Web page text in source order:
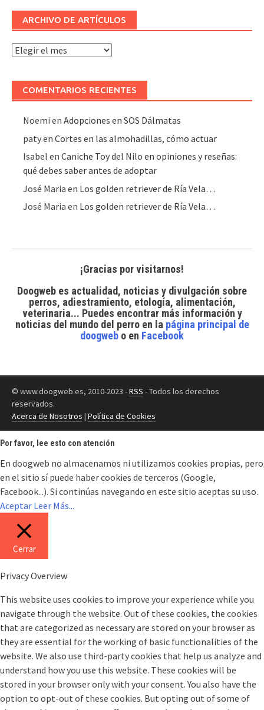
ARCHIVO DE ARTÍCULOS
Archivo
artículos
COMENTARIOS RECIENTES
Noemi enAdopciones en SOS Dálmatas
patyenCortes en las almohadillas, cómo actuar
Isabel enCaniche Toy del Nilo en opiniones y reseñas:
qué debes saber antes de adoptar
José Maria en Los golden retriever de Ría Vela…
José Maria en Los golden retriever de Ría Vela…
¡Gracias por visitarnos!
Doogweb es actualidad, noticias y divulgación sobre
perros, adiestramiento, etología, alimentación,
veterinaria... Puedes encontrar más información y
noticias del mundo del perroen la página principal de
doogweb o en Facebook
© www.doogweb.es, 2010-2023 -RSS - Todos los derechos
reservados.
Acerca de Nosotros | Política de Cookies
Por favor, lee esto con atención
En doogweb no almacenamos ni utilizamos cookies propias, pero
en el sitio sí puede haber cookies de terceros (Google,
Facebook...). Si continúas navegando en este sitio aceptas su uso.
Aceptar Leer Más...
Cerrar
Privacy Overview
This website uses cookies to improve your experience while you
navigate through the website. Out of these cookies, the cookies
that are categorized as necessary are stored on your browser as
they are essential for the working of basic functionalities of the
website. We also use third-party cookies that help us analyze and
understand how you use this website. These cookies will be
stored in your browser only with your consent. You also have the
option to opt-out of these cookies. But opting out of some of